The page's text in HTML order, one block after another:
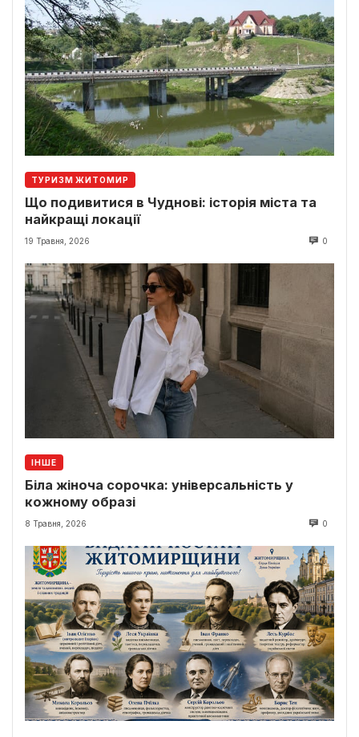
ТУРИЗМ ЖИТОМИР
Що подивитися в Чуднові: історія міста та
найкращі локації
19 Травня, 2026 0
ІНШЕ
Біла жіноча сорочка: універсальність у
кожному образі
8 Травня, 2026 0